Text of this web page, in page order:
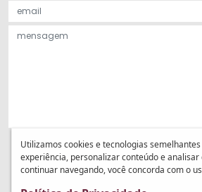
As ofertas são válidas por tempo determinado
estoques. Nosso serviço de entregas não
endereçamento de Caixa Postal. Os valores
Utilizamos cookies e tecnologias
experiência, personalizar conteúdo e
continuar navegando, você concorda com o